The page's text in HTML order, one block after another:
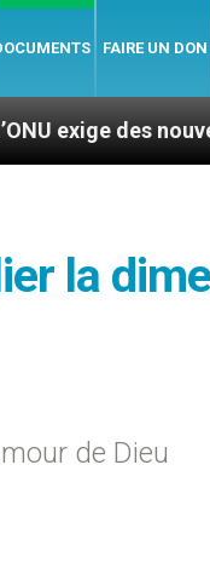
FAIRE UN DON
nouvelles de Mgr
la
de Dieu